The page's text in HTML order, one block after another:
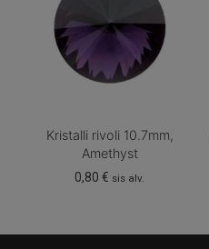
Kristalli rivoli 10.7mm,
Amethyst
0,80€ sis alv.